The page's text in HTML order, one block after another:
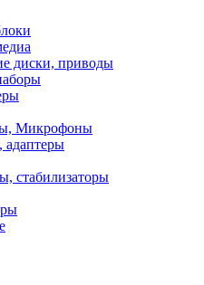
диски, приводы
Микрофоны
адаптеры
стабилизаторы